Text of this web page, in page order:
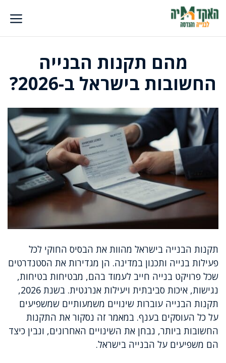
לדלג
לתוכן
מהם תקנות הבנייה
החשובות בישראל ב-2026?
תקנות הבנייה בישראל מהוות את הבסיס החוקי לכל
פעילות בנייה ותכנון במדינה. הן מגדירות את הסטנדרטים
שכל פרויקט בנייה חייב לעמוד בהם, מבטיחות בטיחות,
נגישות, איכות סביבתית ויעילות אנרגטית. בשנת 2026,
תקנות הבנייה עוברות שינויים משמעותיים שמשפיעים
על כל העוסקים בענף. במאמר זה נסקור את התקנות
החשובות ביותר, נבחן את השינויים האחרונים, ונבין כיצד
הם משפיעים על הבנייה בישראל.